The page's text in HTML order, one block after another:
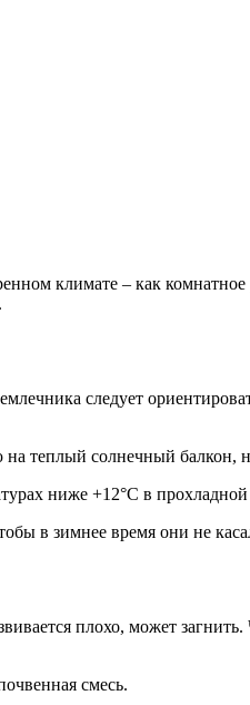
климате – как
следует
теплый солнечный балкон,
ниже +12°С в
в зимнее время они не
плохо, может загнить.
смесь.